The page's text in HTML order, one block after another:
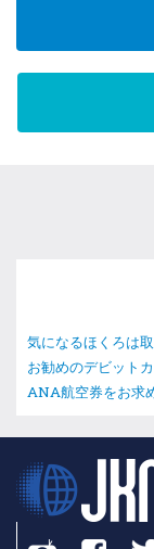
気になるほくろは
お勧めのデビット
ANA航空券をお求